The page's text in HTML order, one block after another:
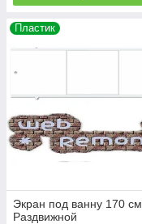
Пластик
Экран под ванну 170 см.
Раздвижной